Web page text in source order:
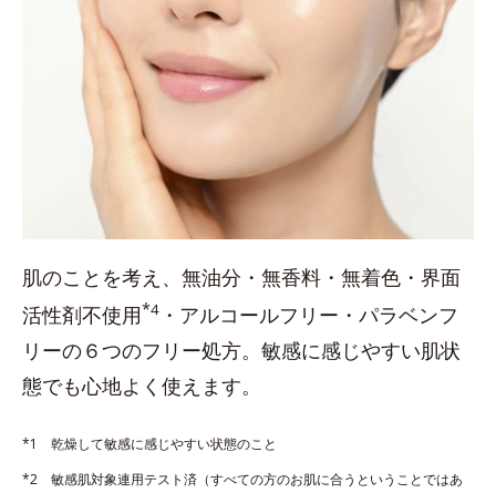
肌のことを考え、無油分・無香料・無着色・界面
活性剤不使用*4 ・アルコールフリー・パラベンフ
リーの６つのフリー処方。敏感に感じやすい肌状
態でも心地よく使えます。
*1 乾燥して敏感に感じやすい状態のこと
*2 敏感肌対象連用テスト済（すべての方のお肌に合うということではあ